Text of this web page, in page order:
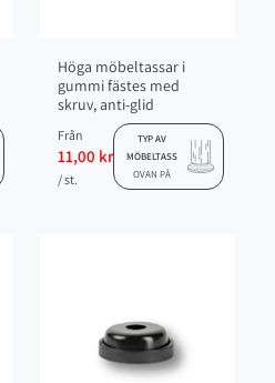
Höga möbeltassar i
gummi fästes med
skruv, anti-glid
Från
11,00 kr
TYP AV
MÖBELTASS